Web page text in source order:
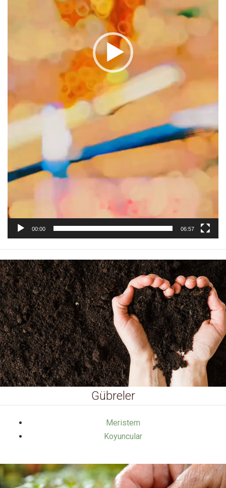
00:00 06:57
Gübreler
Meristem
Koyuncular